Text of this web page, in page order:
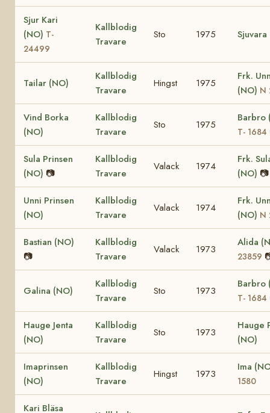
Sjur Kari
(NO) T-
24499
Kallblodig
Travare
Sto 1975
Tailar (NO)
Kallblodig
Travare
Hingst 1975
Frk.
(NO) N
Vind Borka
(NO)
Kallblodig
Travare
Sto 1975
Barbro
T- 1684
Sula Prinsen
(NO) 📷
Kallblodig
Travare
Valack 1974
Frk.
(NO) 📷
Unni Prinsen
(NO)
Kallblodig
Travare
Valack 1974
Frk.
(NO) N
Bastian (NO)
📷
Kallblodig
Travare
Valack 1973
Alida
23859
Galina (NO)
Kallblodig
Travare
Sto 1973
Barbro
T- 1684
Hauge Jenta
(NO)
Kallblodig
Travare
Sto 1973
Hauge
(NO)
Imaprinsen
(NO)
Kallblodig
Travare
Hingst 1973
Ima
1580
Kari Bläsa